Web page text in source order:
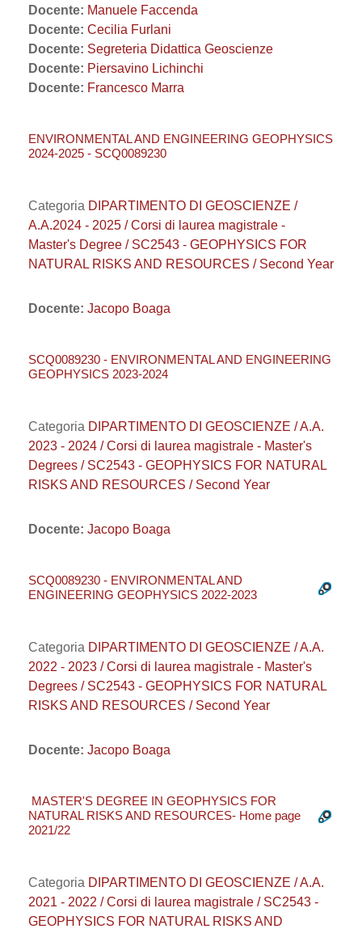
Docente: Manuele Faccenda
Docente: Cecilia Furlani
Docente: Segreteria Didattica Geoscienze
Docente: Piersavino Lichinchi
Docente: Francesco Marra
ENVIRONMENTAL AND ENGINEERING GEOPHYSICS
2024-2025 - SCQ0089230
Categoria DIPARTIMENTO DI GEOSCIENZE /
A.A.2024 - 2025 / Corsi di laurea magistrale -
Master's Degree / SC2543 - GEOPHYSICS FOR
NATURAL RISKS AND RESOURCES / Second Year
Docente: Jacopo Boaga
SCQ0089230 - ENVIRONMENTAL AND ENGINEERING
GEOPHYSICS 2023-2024
Categoria DIPARTIMENTO DI GEOSCIENZE / A.A.
2023 - 2024 / Corsi di laurea magistrale - Master's
Degrees / SC2543 - GEOPHYSICS FOR NATURAL
RISKS AND RESOURCES / Second Year
Docente: Jacopo Boaga
SCQ0089230 - ENVIRONMENTAL AND
ENGINEERING GEOPHYSICS 2022-2023
Categoria DIPARTIMENTO DI GEOSCIENZE / A.A.
2022 - 2023 / Corsi di laurea magistrale - Master's
Degrees / SC2543 - GEOPHYSICS FOR NATURAL
RISKS AND RESOURCES / Second Year
Docente: Jacopo Boaga
MASTER'S DEGREE IN GEOPHYSICS FOR
NATURAL RISKS AND RESOURCES- Home page
2021/22
Categoria DIPARTIMENTO DI GEOSCIENZE / A.A.
2021 - 2022 / Corsi di laurea magistrale / SC2543 -
GEOPHYSICS FOR NATURAL RISKS AND